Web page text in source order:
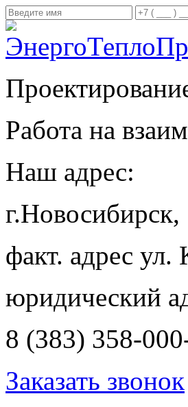
Работа на
Наш адрес:
г.Новосибирск,
факт. адрес ул.
юридический
8 (383) 358-
Заказать звонок